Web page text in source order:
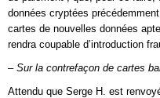
données cryptées
cartes de nouvelles données
rendra coupable d’introduction
– Sur la contrefaçon de cartes
Attendu que Serge H. est